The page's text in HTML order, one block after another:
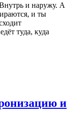
и наружу. А
и ты
туда, куда
и